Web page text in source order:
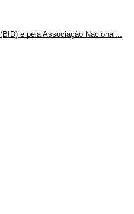
e pela Associação Nacional...